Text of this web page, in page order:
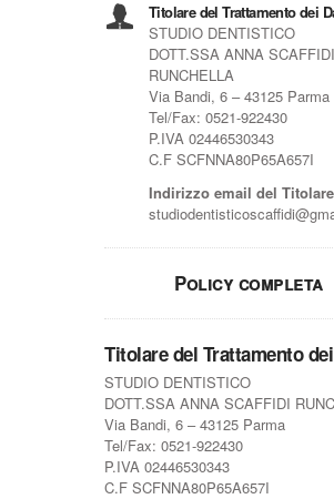
Titolare del Trattamento dei
STUDIO DENTISTICO
DOTT.SSA ANNA SCAFFIDI
RUNCHELLA
Via Bandi, 6 – 43125 Parma
Tel/Fax: 0521-922430
P.IVA 02446530343
C.F SCFNNA80P65A657I
Indirizzo email del
Policy completa
Titolare del Trattamento
STUDIO DENTISTICO
DOTT.SSA ANNA SCAFFIDI
Via Bandi, 6 – 43125 Parma
Tel/Fax: 0521-922430
P.IVA 02446530343
C.F SCFNNA80P65A657I